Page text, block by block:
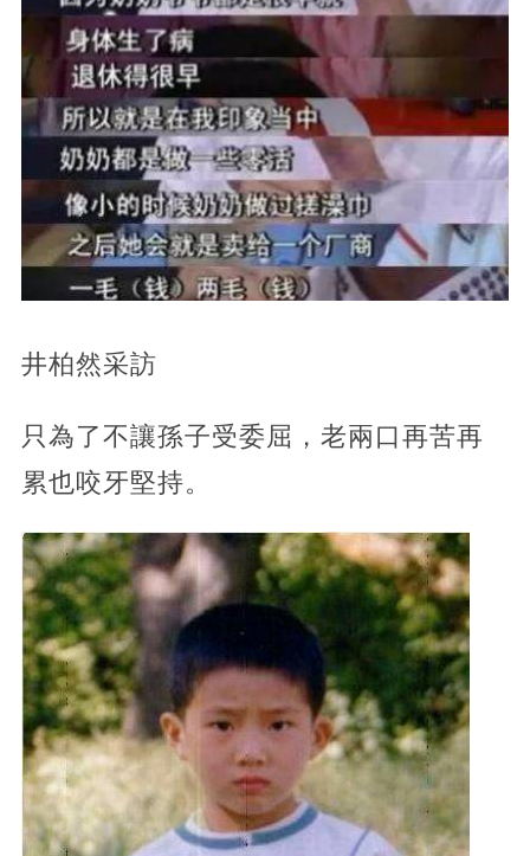
井柏然采訪
只為了不讓孫子受委屈，老兩口再苦再
累也咬牙堅持。